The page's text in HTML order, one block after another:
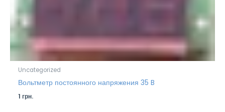
Uncategorized
Вольтметр постоянного напряжения 35 B
1грн.